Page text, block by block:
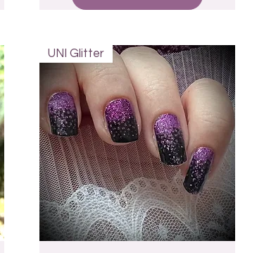
UNI Glitter